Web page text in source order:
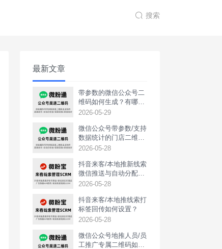
搜索
最新文章
带参数的微信公众号二
维码如何生成？有哪些
用途？
2026-05-29
微信公众号带参数/支持
数据统计的门店二维码
如何生成？
2026-05-28
抖音来客/本地推新线索
微信推送与自动分配如
何实现？
2026-05-28
抖音来客/本地推线索打
标签回传如何设置？
2026-05-28
‌微信公众号地推人员/员
工推广专属二维码如何